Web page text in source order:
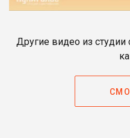
Другие видео из студии